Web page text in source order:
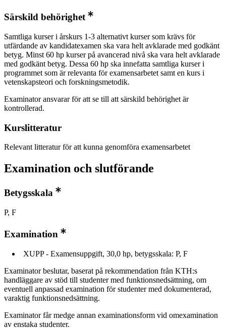
Särskild behörighet
Samtliga kurser i årskurs 1-3 alternativt kurser som krävs för
utfärdande av kandidatexamen ska vara helt avklarade med godkänt
betyg. Minst 60 hp kurser på avancerad nivå ska vara helt avklarade
med godkänt betyg. Dessa 60 hp ska innefatta samtliga kurser i
programmet som är relevanta för examensarbetet samt en kurs i
vetenskapsteori och forskningsmetodik.
Examinator ansvarar för att se till att särskild behörighet är
kontrollerad.
Kurslitteratur
Relevant litteratur för att kunna genomföra examensarbetet
Examination och slutförande
Betygsskala
P, F
Examination
XUPP - Examensuppgift, 30,0 hp, betygsskala: P, F
Examinator beslutar, baserat på rekommendation från KTH:s
handläggare av stöd till studenter med funktionsnedsättning, om
eventuell anpassad examination för studenter med dokumenterad,
varaktig funktionsnedsättning.
Examinator får medge annan examinationsform vid omexamination
av enstaka studenter.